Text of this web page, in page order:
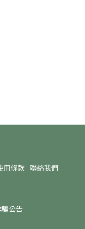
用條款 聯絡我們
公告